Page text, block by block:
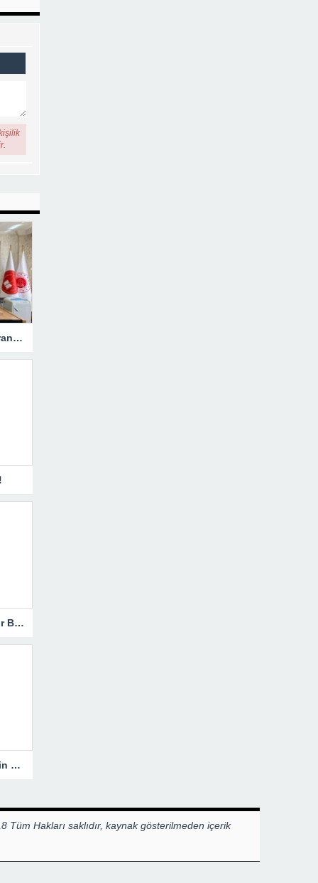
Hakkari’ye Atanan Başsavcı Turan Görevine Başladı
Heyelanla Kapanan Yol, Ekiplerin Müdahalesiyle Açıldı!
Tüm Hakları saklıdır, kaynak gösterilmeden içerik